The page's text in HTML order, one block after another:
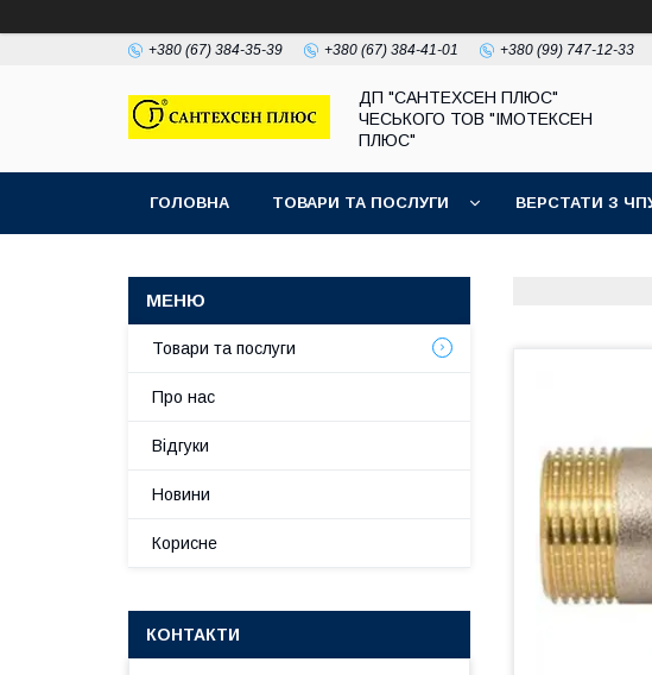
+380 (67) 384-35-39 +380 (67) 384-41-01 +380 (99) 747-12-33
ДП "САНТЕХСЕН ПЛЮС"
ЧЕСЬКОГО ТОВ "ІМОТЕКСЕН
ПЛЮС"
ГОЛОВНА ТОВАРИ ТА ПОСЛУГИ ВЕРСТАТИ З
Товари та послуги
Про нас
Відгуки
Новини
Корисне
КОНТАКТИ